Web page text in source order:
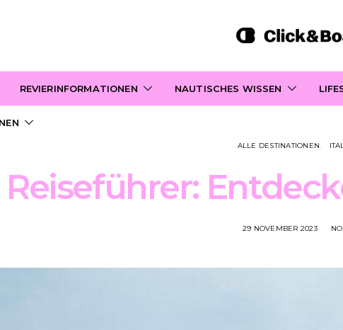
REVIERINFORMATIONEN NAUTISCHES WISSEN
ALLE DESTINATIONEN
29 NOVEMBER 2023